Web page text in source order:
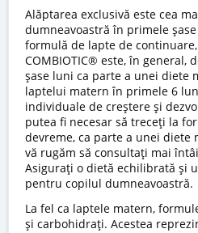
Alăptarea exclusivă este cea
dumneavoastră în primele
formulă de lapte de continuare,
COMBIOTIC® este, în general,
șase luni ca parte a unei diete
laptelui matern în primele 6
individuale de creștere și
putea fi necesar să treceți la
devreme, ca parte a unei diete
vă rugăm să consultați mai
Asigurați o dietă echilibrată și
pentru copilul dumneavoastră.
La fel ca laptele matern,
și carbohidrați. Acestea